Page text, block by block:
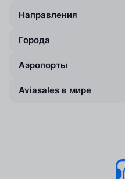
Направления
Города
Аэропорты
Aviasales в мире